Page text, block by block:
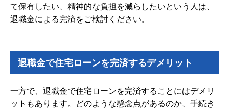
て保有したい、精神的な負担を減らしたいという人は、
退職金による完済をご検討ください。
退職金で住宅ローンを完済するデメリット
一方で、退職金で住宅ローンを完済することにはデメリ
ットもあります。どのような懸念点があるのか、手続き